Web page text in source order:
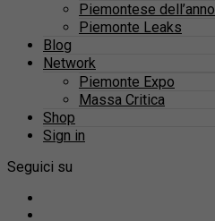
Piemontese dell’anno
Piemonte Leaks
Blog
Network
Piemonte Expo
Massa Critica
Shop
Sign in
Seguici su